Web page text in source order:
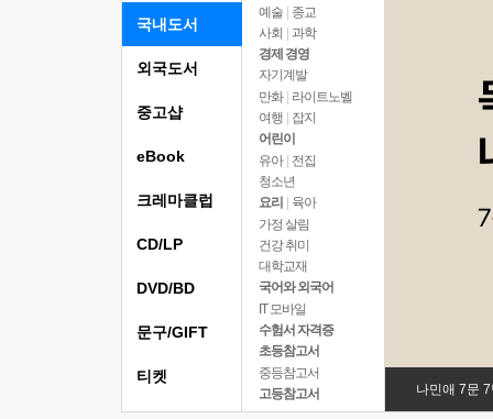
국내도서
예술 | 종교
사회 | 과학
경제 경영
자기계발
만화 | 라이트노벨
여행
잡지
어린이
유아 | 전집
청소년
요리
육아
가정 살림
건강 취미
대학교재
국어와 외국어
IT 모바일
수험서 자격증
초등참고서
중등참고서
고등참고서
나민애 7문
외국도서
중고샵
eBook
크레마클럽
CD/LP
DVD/BD
문구/GIFT
티켓